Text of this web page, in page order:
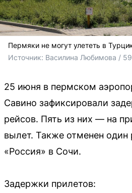
Пермяки не могут улететь в
Источник: Василина Любимова /
25 июня в пермском
Савино зафиксировали
рейсов. Пять из них — на
вылет. Также отменен один
«Россия» в Сочи.
Задержки прилетов: